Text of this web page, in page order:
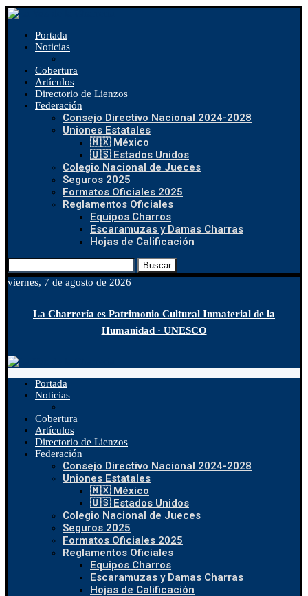
Portada
Noticias
Cobertura
Artículos
Directorio de Lienzos
Federación
Consejo Directivo Nacional 2024-2028
Uniones Estatales
🇲🇽 México
🇺🇸 Estados Unidos
Colegio Nacional de Jueces
Seguros 2025
Formatos Oficiales 2025
Reglamentos Oficiales
Equipos Charros
Escaramuzas y Damas Charras
Hojas de Calificación
Buscar
viernes, 7 de agosto de 2026
La Charrería es Patrimonio Cultural Inmaterial de la
Humanidad · UNESCO
Portada
Noticias
Cobertura
Artículos
Directorio de Lienzos
Federación
Consejo Directivo Nacional 2024-2028
Uniones Estatales
🇲🇽 México
🇺🇸 Estados Unidos
Colegio Nacional de Jueces
Seguros 2025
Formatos Oficiales 2025
Reglamentos Oficiales
Equipos Charros
Escaramuzas y Damas Charras
Hojas de Calificación